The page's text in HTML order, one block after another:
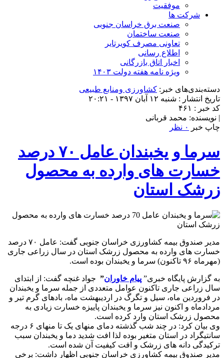
موفقیت
شرکت ها
صنعت برق خراسان جنوبی
صنعت ساختمان
تعاونی مصرف کویرتایر
اطلاع رسانی
اخبار اتاق بازرگانی
ویژه نامه هفته دولت ۱۴۰۳
دسته‌بندی‌های خبر: کشاورزی ومنابع طبیعی
تاریخ انتشار : شنبه ۱۲ آبان ۱۳۹۷ - ۲۰:۲۱
کد خبر : ۴۶۱
| نویسنده: محمد قربانی
چاپ خبر
۰ نظر
سرما و یخبندان عامل ۷۰ درصد
خسارت های وارده به محصول
زرشک استان
مدیر صندوق بیمه کشاورزی خراسان جنوبی گفت: عامل ۷۰ درصد
خسارت های وارده به محصول زرشک استان در سال زراعی جاری
(مهرماه ۹۶ تاکنون) سرما و یخبندان بوده است.
به گزارش پایگاه خبری” پیام خاوران” جواد غنچه گفت: از ابتدای
سال زراعی جاری تاکنون عوامل متعددی از جمله سرما و یخبندان
در فروردین ماه، سیل و تگرگ در اردیبهشت ماه، بادهای گرم تیر و
مردادماه و اکنون نیز سرما و یخبندان پاییزه خسارت زیادی به
محصول زرشک استان وارد کرده است.
وی بیان کرد: در چند شب گذشته دمای منهای یک تا منهای ۶ درجه
سانتیگراد در استان متغیر بوده لذا افت شدید دما و یخبندان سبب
ترکیدگی دانه های زرشک و افت کیفیت آن شده است.
مدیر صندوق بیمه کشاورزی خراسان جنوبی اظهار داشت: برخی